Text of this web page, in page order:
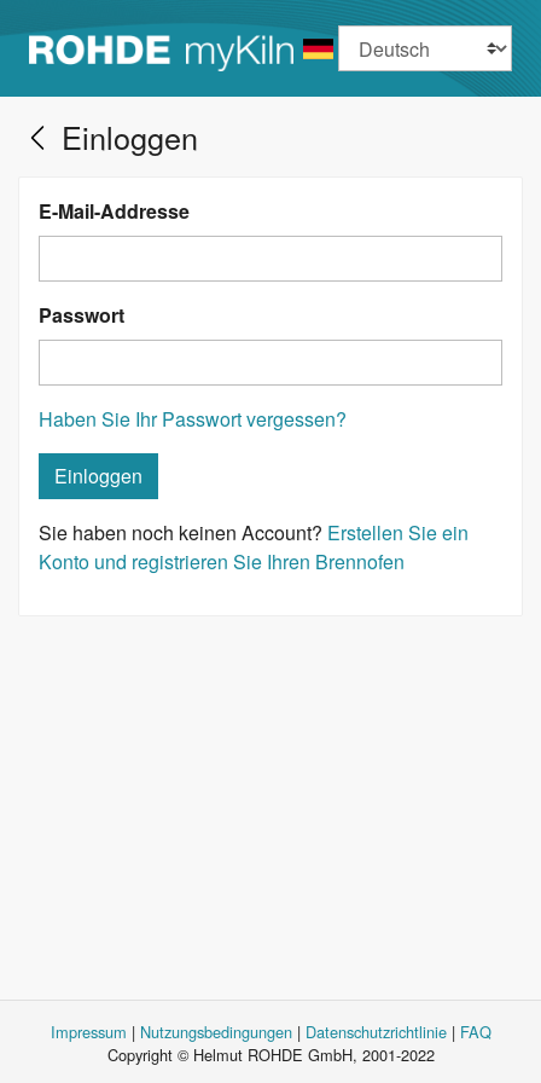
Sprache
Einloggen
E-Mail-Addresse
Passwort
Haben Sie Ihr Passwort vergessen?
Sie haben noch keinen Account? Erstellen Sie ein
Konto und registrieren Sie Ihren Brennofen
Impressum | Nutzungsbedingungen| Datenschutzrichtlinie| FAQ
Copyright © Helmut ROHDE GmbH, 2001-2022